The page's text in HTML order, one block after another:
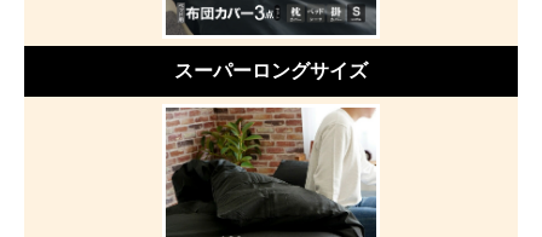
スーパーロングサイズ